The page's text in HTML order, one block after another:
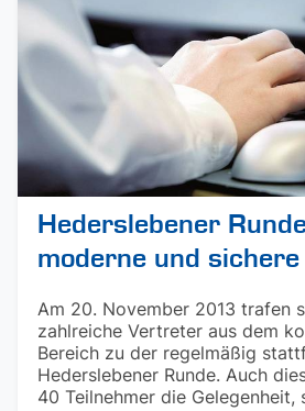
Hederslebener
moderne und
Am 20. November 2013 trafen
zahlreiche Vertreter aus dem
Bereich zu der regelmäßig
Hederslebener Runde. Auch
40 Teilnehmer die Gelegenheit,